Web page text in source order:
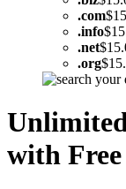
.com
.info
.net
.org
with Free